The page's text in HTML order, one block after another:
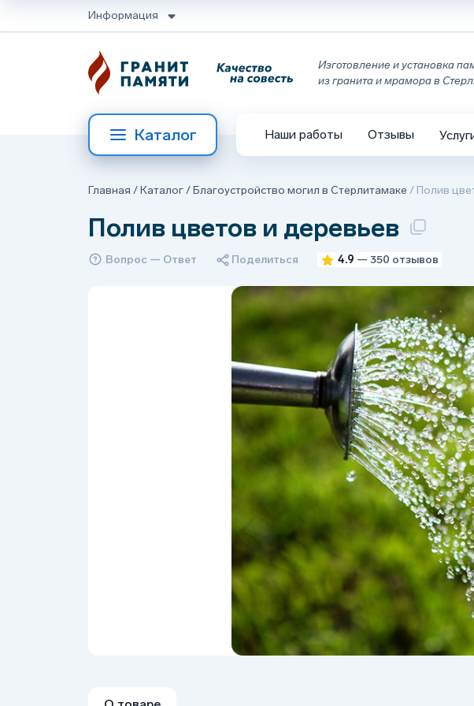
Информация
Изготовление и установка
из гранита и мрамора в
Каталог Наши работы Отзывы
Главная /Каталог/Благоустройство могил в Стерлитамаке / Полив
Полив цветов и деревьев
Вопрос — Ответ Поделиться 4.9 — 350 отзывов